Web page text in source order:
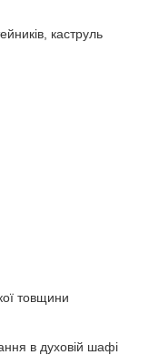
каструль
товщини
в духовій шафі